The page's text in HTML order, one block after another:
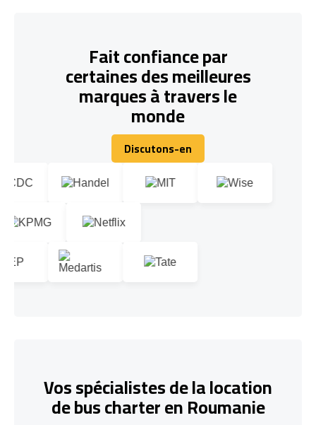
Fait confiance par
certaines des meilleures
marques à travers le
monde
Discutons-en
Discutons-en
Vos spécialistes de la location
de bus charter en Roumanie